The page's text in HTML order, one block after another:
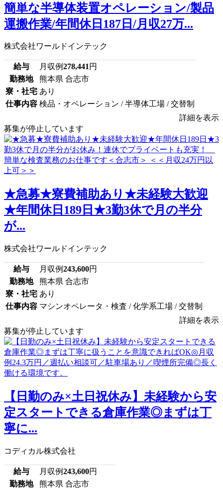
簡単な半導体装置オペレーション/製品
運搬作業/年間休日187日/月収27万...
株式会社ワールドインテック
給与 月収例278,441円
勤務地
熊本県 合志市
寮・社宅 あり
仕事内容 検品・オペレーション / 半導体工場 / 交替制
詳細を表示
募集が停止しています
★急募★寮費補助あり★未経験大歓迎
★年間休日189日★3勤3休で月の半分
が...
株式会社ワールドインテック
給与 月収例243,600円
勤務地
熊本県 合志市
寮・社宅 あり
仕事内容 マシンオペレータ・検査 / 化学系工場 / 交替制
詳細を表示
募集が停止しています
【日勤のみ×土日祝休み】未経験から安
定スタートできる倉庫作業◎まずは丁
寧に...
コディカル株式会社
給与 月収例243,600円
勤務地
熊本県 合志市